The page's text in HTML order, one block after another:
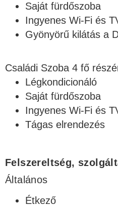
Saját fürdőszoba
Ingyenes Wi-Fi és
Gyönyörű kilátás a
Családi Szoba 4 fő
Légkondicionáló
Saját fürdőszoba
Ingyenes Wi-Fi és
Tágas elrendezés
Felszereltség,
Általános
Étkező